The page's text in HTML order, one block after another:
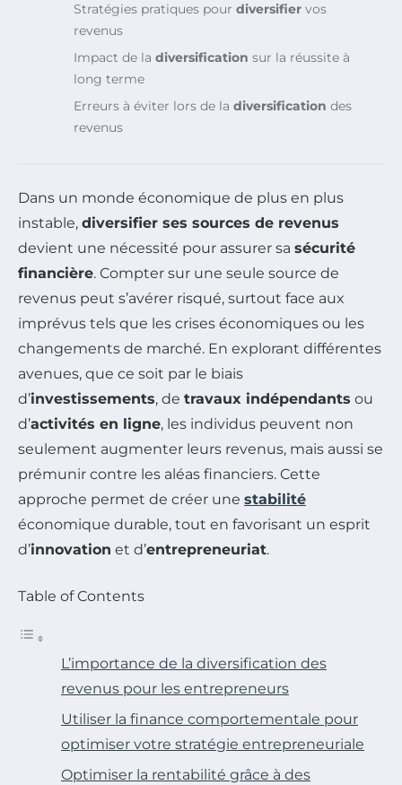
Stratégies pratiques pour diversifier vos
revenus
Impact de la diversification sur la réussite à
long terme
Erreurs à éviter lors de la diversification des
revenus
Dans un monde économique de plus en plus
instable, diversifier ses sources de revenus
devient une nécessité pour assurer sa sécurité
financière. Compter sur une seule source de
revenus peut s’avérer risqué, surtout face aux
imprévus tels que les crises économiques ou les
changements de marché. En explorant différentes
avenues, que ce soit par le biais
d’investissements, de travaux indépendants ou
d’activités en ligne, les individus peuvent non
seulement augmenter leurs revenus, mais aussi se
prémunir contre les aléas financiers. Cette
approche permet de créer une stabilité
économique durable, tout en favorisant un esprit
d’innovation et d’entrepreneuriat.
Table of Contents
L’importance de la diversification des
revenus pour les entrepreneurs
Utiliser la finance comportementale pour
optimiser votre stratégie entrepreneuriale
Optimiser la rentabilité grâce à des